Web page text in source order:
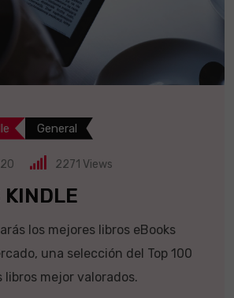
General
2271 Views
KINDLE
los mejores libros eBooks
una selección del Top 100
libros mejor valorados.